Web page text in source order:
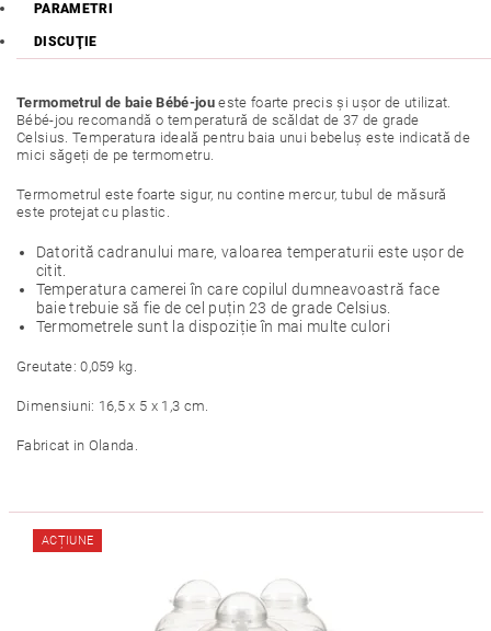
PARAMETRI
DISCUŢIE
Termometrul de baie Bébé-joueste foarte precis și ușor de utilizat.
Bébé-jou recomandă o temperatură de scăldat de 37 de grade
Celsius. Temperatura ideală pentru baia unui bebeluș este indicată de
mici săgeți de pe termometru.
Termometrul este foarte sigur, nu contine mercur, tubul de măsură
este protejat cu plastic.
Datorită cadranului mare, valoarea temperaturii este ușor de
citit.
Temperatura camerei în care copilul dumneavoastră face
baie trebuie să fie de cel puțin 23 de grade Celsius.
Termometrele sunt la dispoziție în mai multe culori
Greutate: 0,059 kg.
Dimensiuni: 16,5 x 5 x 1,3 cm.
Fabricat in Olanda.
ACȚIUNE